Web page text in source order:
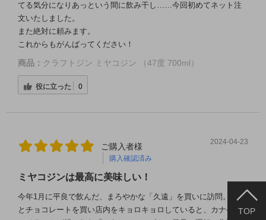
てる気分になりあっという間に飲み干し……今回初めてネット注
文いたしました。
また絶対に頼みます。
これからもがんばってください！
商品： クラフトジン ミヤコジン （47度 700ml）
役に立った 0
ご購入者様
購入確認済み
2024-04-23
ミヤコジンは最高に美味しい！
今年1月に平良で飲んだ、まろやかな「久遠」を買いに訪問。久遠
とチョコレートを買い店内をキョロキョロしていると、カナヘビTOP